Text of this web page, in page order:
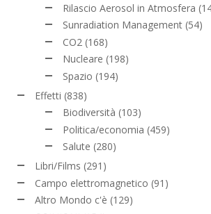
Rilascio Aerosol in Atmosfera
Sunradiation Management (54)
CO2 (168)
Nucleare (198)
Spazio (194)
Effetti (838)
Biodiversità (103)
Politica/economia (459)
Salute (280)
Libri/Films (291)
Campo elettromagnetico (91)
Altro Mondo c'è (129)